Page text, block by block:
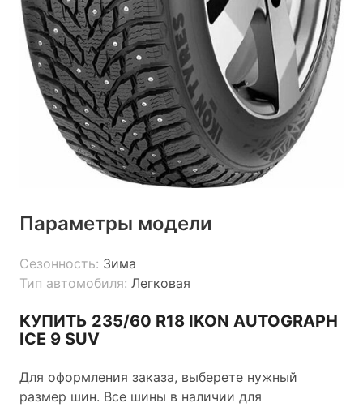
Параметры модели
Сезонность: Зима
Тип автомобиля: Легковая
КУПИТЬ 235/60 R18 IKON AUTOGRAPH
ICE 9 SUV
Для оформления заказа, выберете нужный
размер шин. Все шины в наличии для